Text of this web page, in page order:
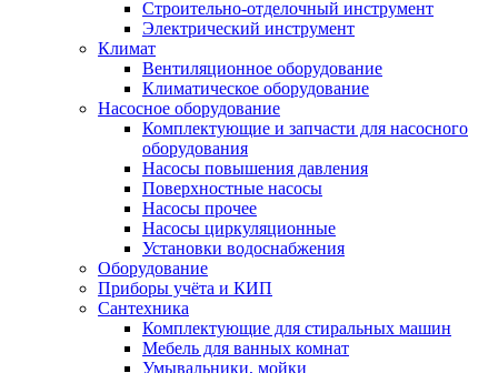
Строительно-отделочный инструмент
Электрический инструмент
Климат
Вентиляционное оборудование
Климатическое оборудование
Насосное оборудование
Комплектующие и запчасти для насосного
оборудования
Насосы повышения давления
Поверхностные насосы
Насосы прочее
Насосы циркуляционные
Установки водоснабжения
Оборудование
Приборы учёта и КИП
Сантехника
Комплектующие для стиральных машин
Мебель для ванных комнат
Умывальники, мойки